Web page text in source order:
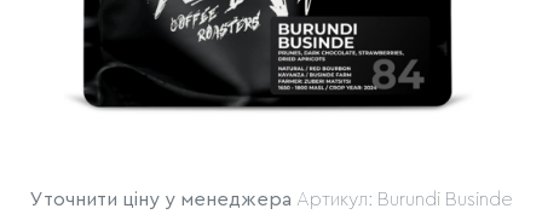
Уточнити ціну у менеджера Артикул: Burundi Businde